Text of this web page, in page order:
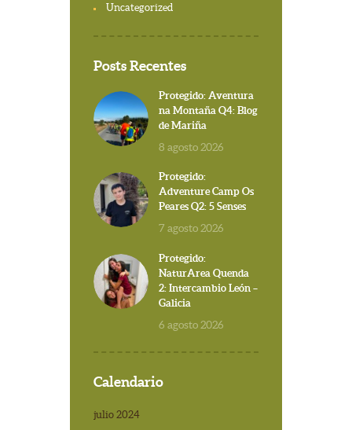
Uncategorized
Posts Recentes
Protegido: Aventura
na Montaña Q4: Blog
de Mariña
8 agosto 2026
Protegido:
Adventure Camp Os
Peares Q2: 5 Senses
7 agosto 2026
Protegido:
NaturArea Quenda
2: Intercambio León –
Galicia
6 agosto 2026
Calendario
julio 2024